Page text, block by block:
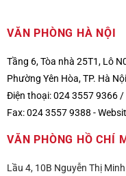
VĂN PHÒNG HÀ NỘI
Tầng 6, Tòa nhà 25T1, Lô
Phường Yên Hòa, TP. Hà Nội
Điện thoại: 024 3557 9366
Fax: 024 3557 9388 -
VĂN PHÒNG HỒ CHÍ
Lầu 4, 10B Nguyễn Thị